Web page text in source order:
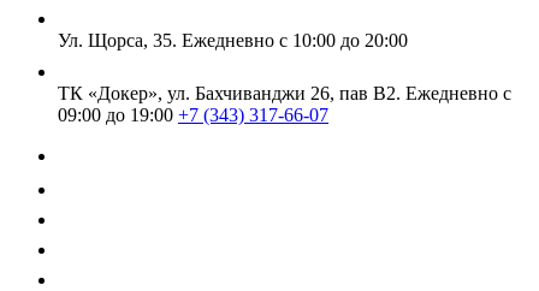
Ул. Щорса, 35. Ежедневно с 10:00 до 20:00
ТК «Докер», ул. Бахчиванджи 26, пав В2. Ежедневно с
09:00 до 19:00 +7 (343) 317-66-07